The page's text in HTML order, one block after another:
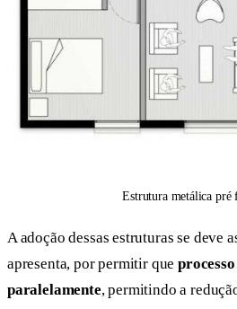
Estrutura metálica pré
A adoção dessas estruturas se deve
apresenta, por permitir que
paralelamente, permitindo a